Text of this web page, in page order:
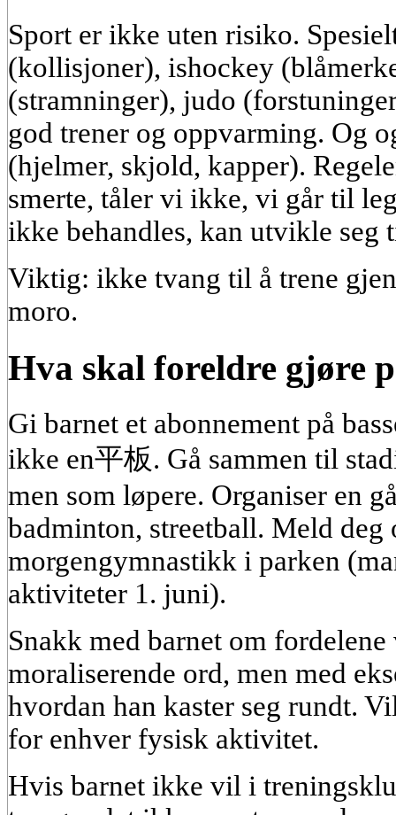
Sport er ikke uten risiko.
(kollisjoner), ishockey
(stramninger), judo
god trener og oppvarming. Og
(hjelmer, skjold, kapper).
smerte, tåler vi ikke, vi går til
ikke behandles, kan utvikle seg
Viktig: ikke tvang til å trene
moro.
Hva skal foreldre gjøre
Gi barnet et abonnement på
ikke en平板. Gå sammen til
men som løpere. Organiser en
badminton, streetball. Meld deg
morgengymnastikk i parken
aktiviteter 1. juni).
Snakk med barnet om
moraliserende ord, men med
hvordan han kaster seg rundt.
for enhver fysisk aktivitet.
Hvis barnet ikke vil i